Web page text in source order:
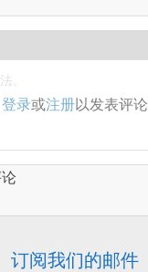
登录或注册以发表评论
订阅我们的邮件